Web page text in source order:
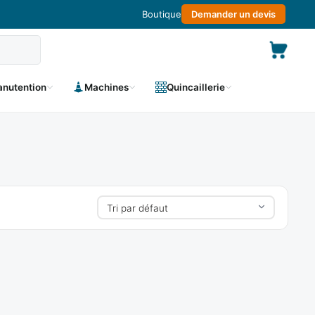
Boutique Demander un devis
Machines Quincaillerie